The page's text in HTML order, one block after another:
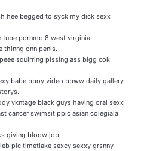
hee begged to syck my dick sexx
tube pornmo 8 west virginia
thinng onn penis.
squirring pissing ass bigg cok
babe bboy video bbww daily gallery
vkntage black guys having oral sexx
cancer swimsit ppic asian colegiala
giving bloow job.
pic timetlake sexcy sexxy grsnny